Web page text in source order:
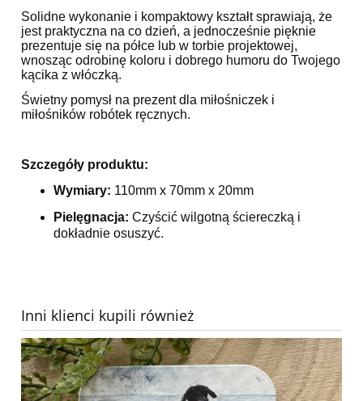
Solidne wykonanie i kompaktowy kształt sprawiają, że
jest praktyczna na co dzień, a jednocześnie pięknie
prezentuje się na półce lub w torbie projektowej,
wnosząc odrobinę koloru i dobrego humoru do Twojego
kącika z włóczką.
Świetny pomysł na prezent dla miłośniczek i
miłośników robótek ręcznych.
Szczegóły produktu:
Wymiary: 110mm x 70mm x 20mm
Pielęgnacja: Czyścić wilgotną ściereczką i
dokładnie osuszyć.
Inni klienci kupili również